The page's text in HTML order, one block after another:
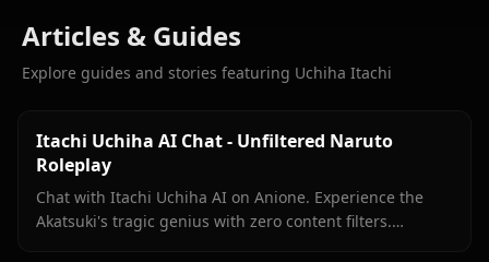
Articles & Guides
Explore guides and stories featuring Uchiha Itachi
Itachi Uchiha AI Chat - Unfiltered Naruto
Roleplay
Chat with Itachi Uchiha AI on Anione. Experience the
Akatsuki's tragic genius with zero content filters.